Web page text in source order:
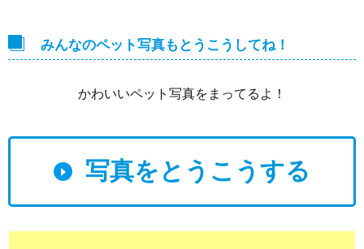
みんなのペット写真もとうこうしてね！
かわいいペット写真をまってるよ！
写真をとうこうする